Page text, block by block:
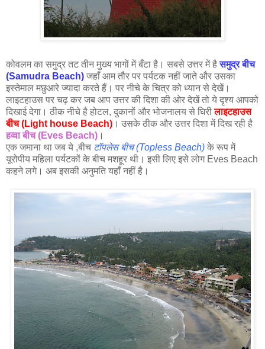
कोवलम का समुद्र तट तीन मुख्य भागों में बँटा है। सबसे उत्तर में हैसमुद्र बीच
(Samudra Beach) जहाँ आम तौर पर पर्यटक नहीं जाते और उसका
इस्तेमाल मछुआरे ज्यादा करते हैं। पर नीचे के चित्र को ध्यान से देखें।
लाइटहाउस पर चढ़ कर जब आप उत्तर की दिशा की ओर देखें तो ये दृश्य आपको
दिखाई देगा। ठीक नीचे है होटल, दुकानों और भोजनालय से घिरीलाइटहाउस
बीच (Light house Beach) । उसके ठीक और उत्तर दिशा में दिख रही है
हव्वा बीच (Eves Beach) ।
एक जमाना था जब ये ,बीच टॉपलेस बीच (Topless Beach) के रूप में
यूरोपीय महिला पर्यटकों के बीच मशहूर थी। इसी लिए इसे लोग Eves Beach
कहने लगे। अब इसकी अनुमति यहाँ नहीं है।